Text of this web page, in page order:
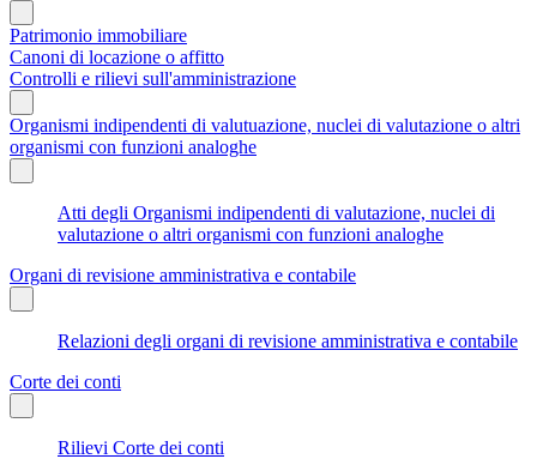
Patrimonio immobiliare
Canoni di locazione o affitto
Controlli e rilievi sull'amministrazione
Organismi indipendenti di valutuazione, nuclei di valutazione o altri
organismi con funzioni analoghe
Atti degli Organismi indipendenti di valutazione, nuclei di
valutazione o altri organismi con funzioni analoghe
Organi di revisione amministrativa e contabile
Relazioni degli organi di revisione amministrativa e contabile
Corte dei conti
Rilievi Corte dei conti